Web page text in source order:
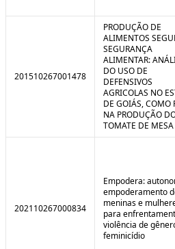
201510267001478
PRODUÇÃO DE
ALIMENTOS
SEGURANÇA
ALIMENTAR:
DO USO DE
DEFENSIVOS
AGRICOLAS NO
DE GOIÁS, COMO
NA PRODUÇÃO
TOMATE DE MESA
202110267000834
Empodera:
empoderamento
meninas e
para
violência de
feminicídio